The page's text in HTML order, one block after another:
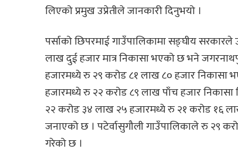
लिएको प्रमुख उप्रेतीले जानकारी दिनुभयो ।
पर्साको छिपरमाई गाउँपालिकामा सङ्घीय
लाख दुई हजार मात्र निकासा भएको छ भने
हजारमध्ये रु २९ करोड ८१ लाख ८० हजार निकासा
हजारमध्ये रु २२ करोड ८९ लाख पाँच हजार
२२ करोड ३४ लाख २५ हजारमध्ये रु २१ करोड १६
जनाएको छ । पटेर्वासुगौली गाउँपालिकाले रु २९
गरेको छ ।